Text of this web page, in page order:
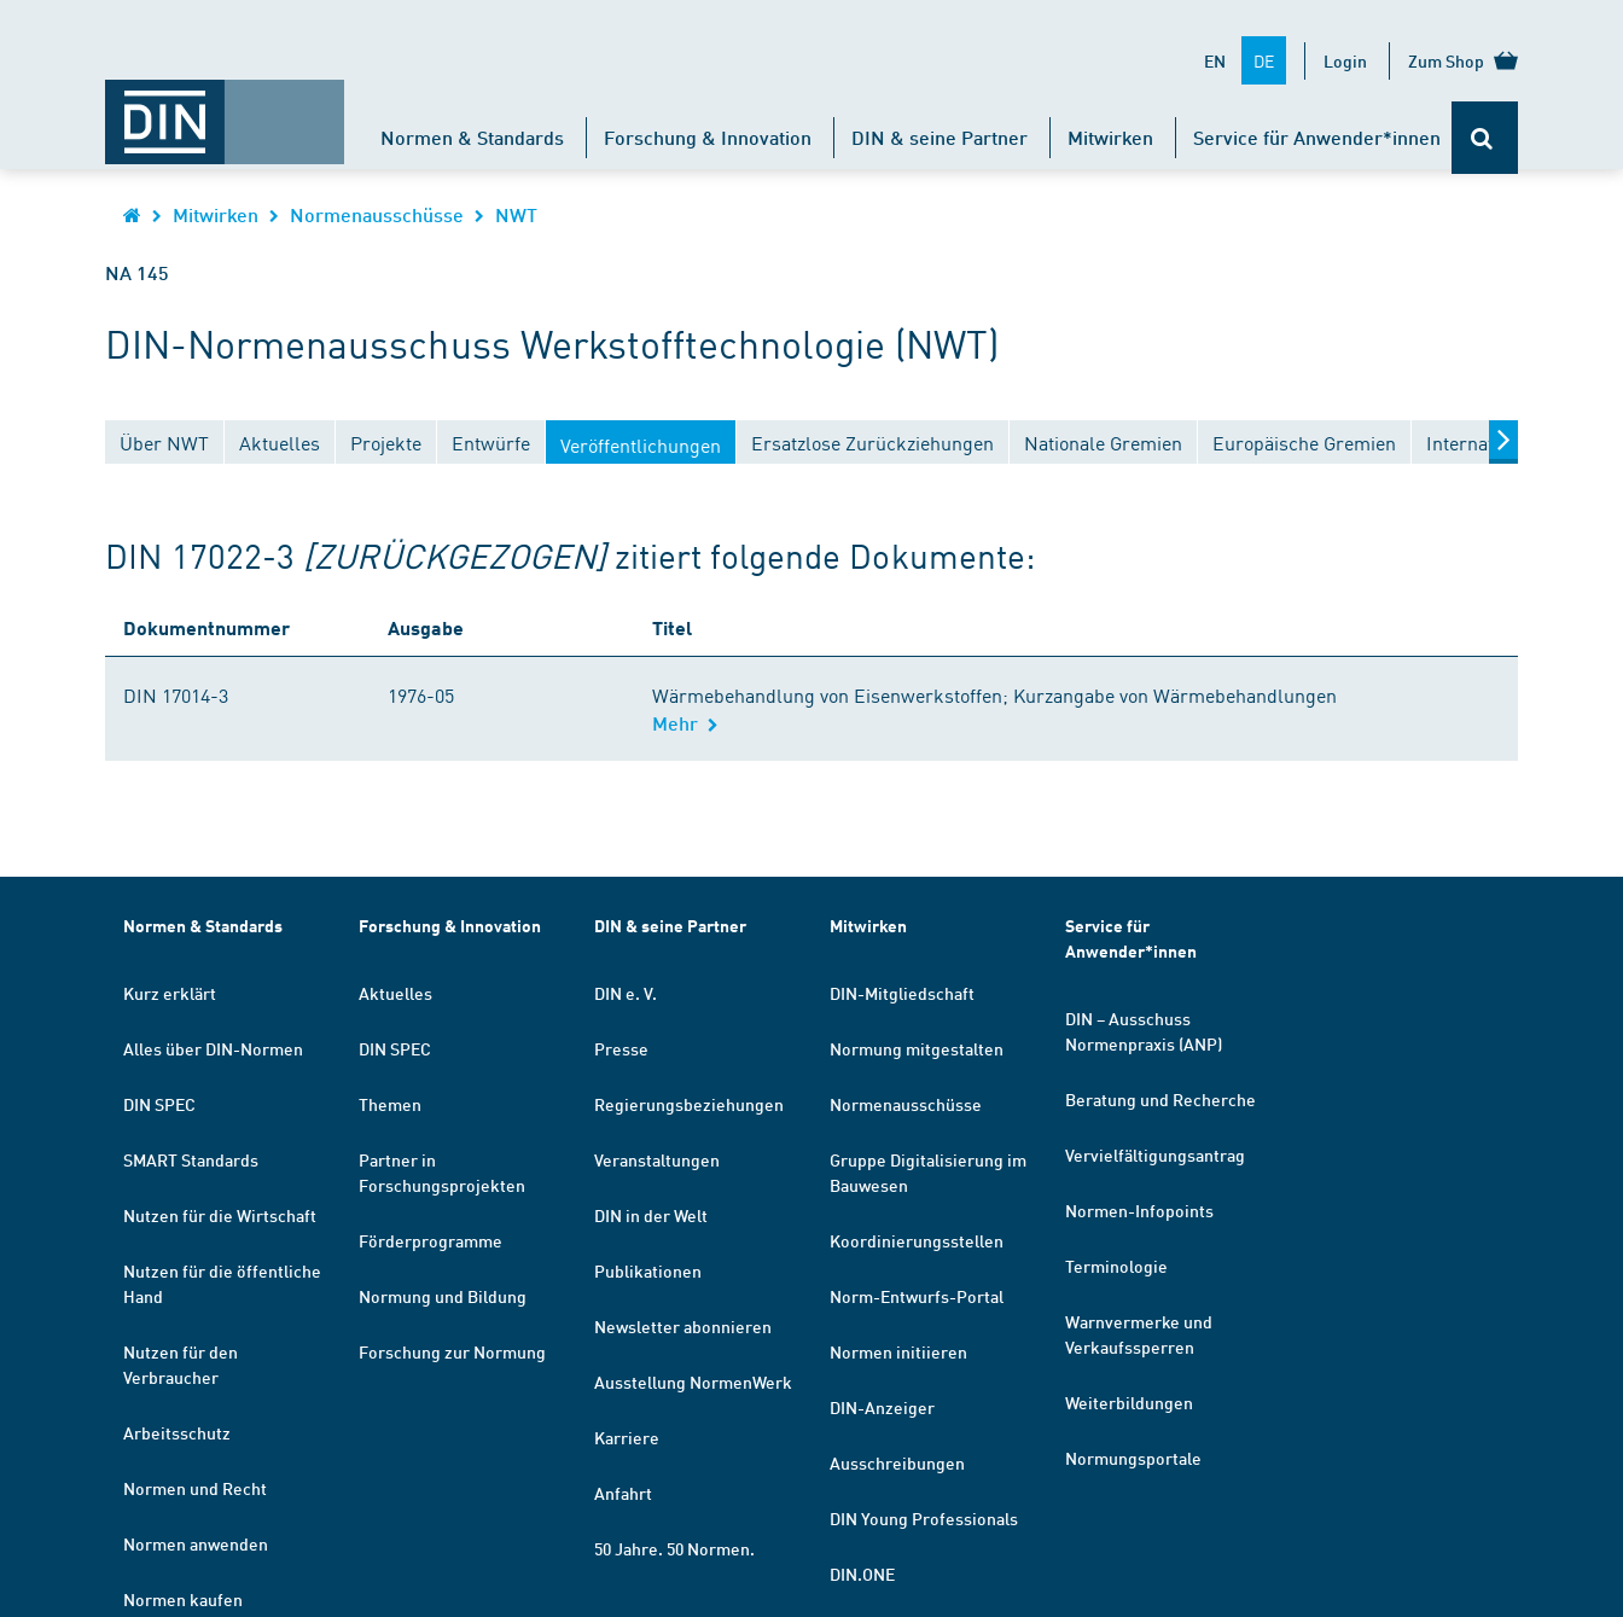
EN DE Login Zum Shop
Normen & Standards Forschung & Innovation DIN & seine Partner Mitwirken Service für Anwender*innen
Mitwirken Normenausschüsse NWT
NA 145
DIN-Normenausschuss Werkstofftechnologie (NWT)
Über NWT Aktuelles Projekte Entwürfe Veröffentlichungen Ersatzlose Zurückziehungen Nationale Gremien Europäische Gremien Internationale Gremien
DIN 17022-3 [ZURÜCKGEZOGEN] zitiert folgende Dokumente:
Dokumentnummer Ausgabe Titel
DIN 17014-3 1976-05 Wärmebehandlung von Eisenwerkstoffen; Kurzangabe von Wärmebehandlungen
Mehr
Normen & Standards
Kurz erklärt
Alles über DIN-Normen
DIN SPEC
SMART Standards
Nutzen für die Wirtschaft
Nutzen für die öffentliche
Hand
Nutzen für den
Verbraucher
Arbeitsschutz
Normen und Recht
Normen anwenden
Normen kaufen
Forschung & Innovation
Aktuelles
DIN SPEC
Themen
Partner in
Forschungsprojekten
Förderprogramme
Normung und Bildung
Forschung zur Normung
DIN & seine Partner
DIN e. V.
Presse
Regierungsbeziehungen
Veranstaltungen
DIN in der Welt
Publikationen
Newsletter abonnieren
Ausstellung NormenWerk
Karriere
Anfahrt
50 Jahre. 50 Normen.
Mitwirken
DIN-Mitgliedschaft
Normung mitgestalten
Normenausschüsse
Gruppe Digitalisierung im
Bauwesen
Koordinierungsstellen
Norm-Entwurfs-Portal
Normen initiieren
DIN-Anzeiger
Ausschreibungen
DIN Young Professionals
DIN.ONE
Service für
Anwender*innen
DIN – Ausschuss
Normenpraxis (ANP)
Beratung und Recherche
Vervielfältigungsantrag
Normen-Infopoints
Terminologie
Warnvermerke und
Verkaufssperren
Weiterbildungen
Normungsportale